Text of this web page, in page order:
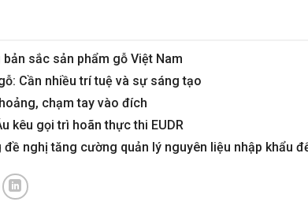
bản sắc sản phẩm gỗ Việt Nam
Cần nhiều trí tuệ và sự sáng tạo
chạm tay vào đích
kêu gọi trì hoãn thực thi EUDR
đề nghị tăng cường quản lý nguyên liệu nhập khẩu